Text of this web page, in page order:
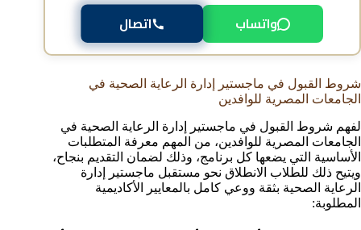
واتساب اتصال
شروط القبول في ماجستير إدارة الرعاية الصحية في
الجامعات المصرية للوافدين
لفهم شروط القبول في ماجستير إدارة الرعاية الصحية في
الجامعات المصرية للوافدين، من المهم معرفة المتطلبات
الأساسية التي يضعها كل برنامج، وذلك لضمان التقديم بنجاح،
ويتيح ذلك للطلاب الانطلاق نحو مستقبل ماجستير إدارة
الرعاية الصحية بثقة ووعي كامل بالمعايير الأكاديمية
المطلوبة: